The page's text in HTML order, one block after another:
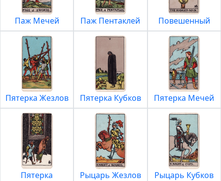
Паж Мечей Паж Пентаклей Повешенный
Пятерка Жезлов Пятерка Кубков Пятерка Мечей
Пятерка
Рыцарь Жезлов Рыцарь Кубков